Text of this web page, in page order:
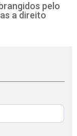
pelo
a direito